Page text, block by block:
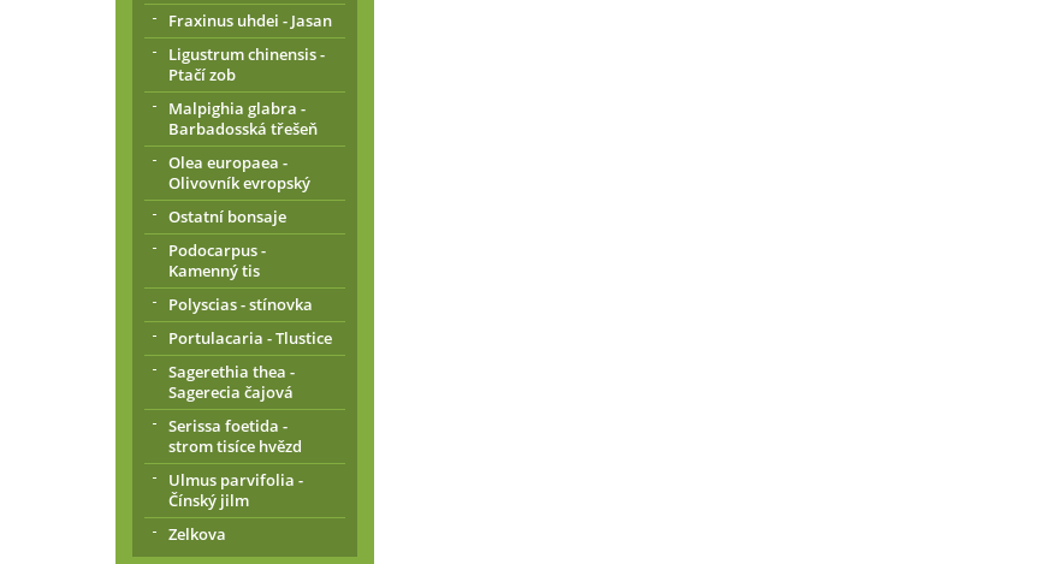
Fraxinus uhdei - Jasan
Ligustrum chinensis -
Ptačí zob
Malpighia glabra -
Barbadosská třešeň
Olea europaea -
Olivovník evropský
Ostatní bonsaje
Podocarpus -
Kamenný tis
Polyscias - stínovka
Portulacaria - Tlustice
Sagerethia thea -
Sagerecia čajová
Serissa foetida -
strom tisíce hvězd
Ulmus parvifolia -
Čínský jilm
Zelkova